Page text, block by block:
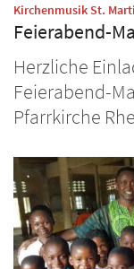
Kirchenmusik St.
Feierabend-
Herzliche
Feierabend-
Pfarrkirche